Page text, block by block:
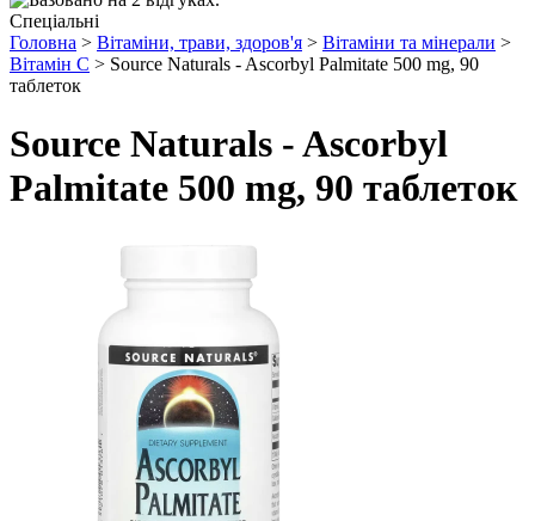
Спеціальні
Головна > Вітаміни, трави, здоров'я > Вітаміни та мінерали >
Вітамін С > Source Naturals - Ascorbyl Palmitate 500 mg, 90
таблеток
Source Naturals - Ascorbyl
Palmitate 500 mg, 90 таблеток